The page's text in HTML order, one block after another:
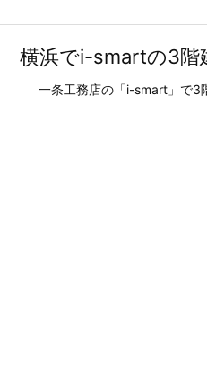
横浜でi-smartの3階
一条工務店の「i-smart」で3